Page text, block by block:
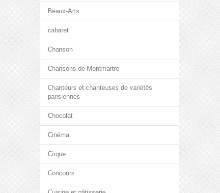
Beaux-Arts
cabaret
Chanson
Chansons de Montmartre
Chanteurs et chanteuses de variétés
parisiennes
Chocolat
Cinéma
Cirque
Concours